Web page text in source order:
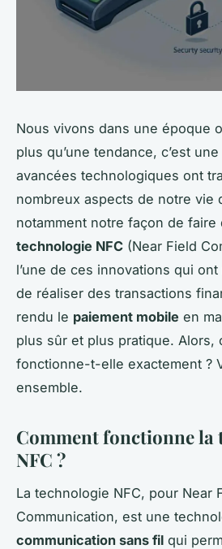
Nous vivons dans une époque
plus qu’une tendance, c’est
avancées technologiques ont
nombreux aspects de notre vie
notamment notre façon de faire
technologie NFC (Near Field
l’une de ces innovations qui
de réaliser des transactions
rendu le paiement mobile en
plus sûr et plus pratique. Alors,
fonctionne-t-elle exactement ?
ensemble.
Comment fonctionne la
NFC ?
La technologie NFC, pour Near
Communication, est une
communication sans fil qui